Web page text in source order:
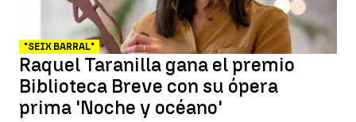
"SEIX BARRAL"
Raquel Taranilla gana el premio
Biblioteca Breve con su ópera
prima 'Noche y océano'